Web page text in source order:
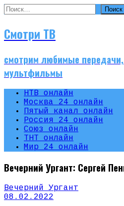
Найти:
Смотри ТВ
смотрим любимые
мультфильмы
НТВ онлайн
Москва 24 онлайн
Пятый канал онлайн
Россия 24 онлайн
Союз онлайн
ТНТ онлайн
Мир 24 онлайн
Вечерний Ургант: Сергей
Вечерний Ургант
08.02.2022